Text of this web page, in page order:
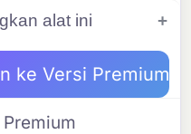
alat ini
ke Versi Premium